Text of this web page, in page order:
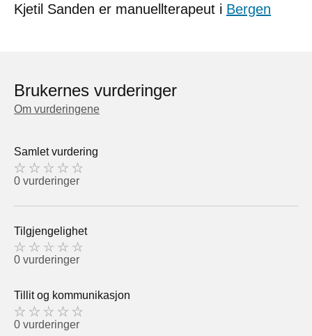
Kjetil Sanden er manuellterapeut i Bergen
Brukernes vurderinger
Om vurderingene
Samlet vurdering
0 vurderinger
Tilgjengelighet
0 vurderinger
Tillit og kommunikasjon
0 vurderinger